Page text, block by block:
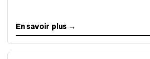
En savoir plus →